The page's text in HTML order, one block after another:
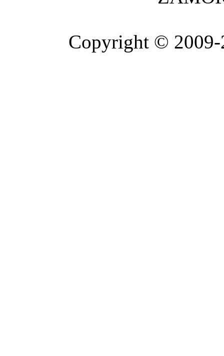
Copyright ©